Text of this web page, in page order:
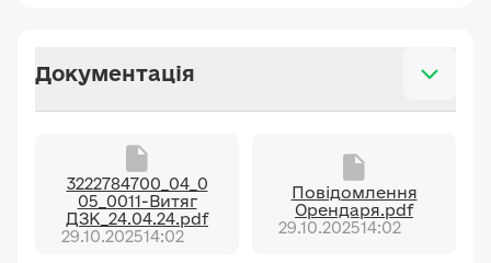
Документація
3222784700_04_0
05_0011-Витяг
ДЗК_24.04.24.pdf
29.10.202514:02
Повідомлення
Орендаря.pdf
29.10.202514:02